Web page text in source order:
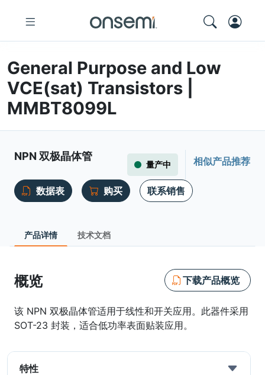
General Purpose and Low
VCE(sat) Transistors |
MMBT8099L
NPN 双极晶体管
量产中 相似产品推荐
数据表 购买 联系销售
产品详情 技术文档
概览 下载产品概览
该 NPN 双极晶体管适用于线性和开关应用。此器件采用
SOT-23 封装，适合低功率表面贴装应用。
特性